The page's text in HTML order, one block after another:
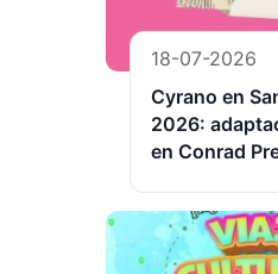
18-07-2026
Cyrano en
2026:
en Conrad